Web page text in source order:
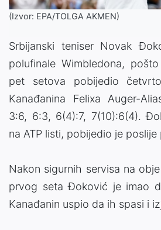
(Izvor: EPA/TOLGA AKMEN)
Srbijanski teniser Novak
polufinale Wimbledona,
pet setova pobijedio
Kanađanina Felixa Auger-
3:6, 6:3, 6(4):7, 7(10):6(4).
na ATP listi, pobijedio je poslije
Nakon sigurnih servisa na
prvog seta Đoković je imao
Kanađanin uspio da ih spasi i